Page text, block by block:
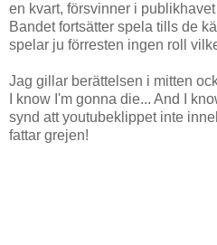
en kvart, försvinner i
Bandet fortsätter spela tills de
spelar ju förresten ingen roll
Jag gillar berättelsen i mitten
I know I'm gonna die... And I
synd att youtubeklippet inte
fattar grejen!